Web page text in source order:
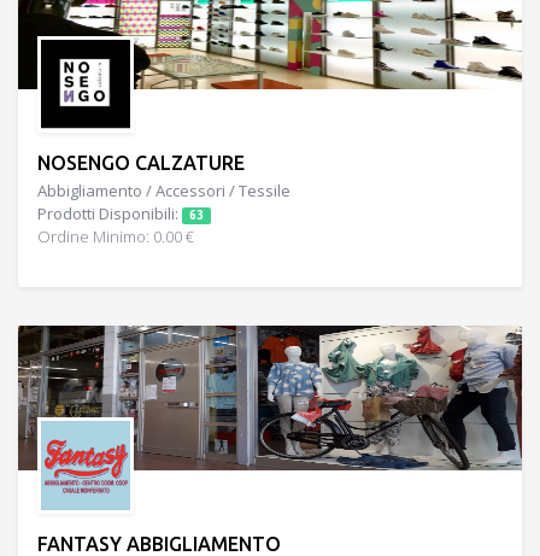
NOSENGO CALZATURE
Abbigliamento / Accessori / Tessile
Prodotti Disponibili:
63
Ordine Minimo: 0.00 €
FANTASY ABBIGLIAMENTO